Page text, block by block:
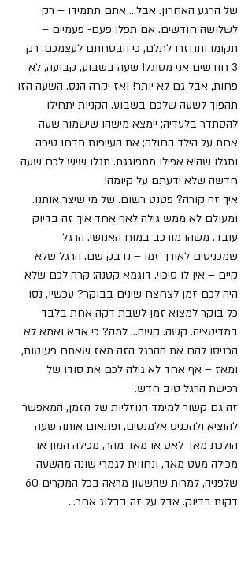
של הרגע האחרון. אבל... אתם תתמידו – רק
לשלושה חודשים. אם תפלו פעם- פעמיים –
תקומו ותחזרו לתלם, כי הבטחתם לעצמכם: רק
3 חודשים אני מסוגל! שעה בשבוע, קבועה, לא
פחות, אבל גם לא יותר! ואז יקרה הנס. השעה הזו
תהפוך לשעה שלכם בשבוע. הקניות יתחילו
להסתדר בלעדיה; יימצא מישהו שישמור שעה
אחת על הילד החולה; את העייפות תדחו טיפה
ותגלו שהיא אפילו מתפוגגת. תגלו שיש לכם שעה
חדשה שלא ידעתם על קיומה!
איך זה קורה? פטנט רשום. של מי שיצר אותנו.
ומעולם לא ממש גילה לאף אחד איך זה בדיוק
עובד. משהו מורכב במוח האנושי. הרגל
שמכניסים לאורך זמן – נדבק שם. הרגל שלא
קיים – אין לו סיכוי. דוגמא קטנה: קרה לכם שלא
היה לכם זמן לצחצח שינים בבוקר? עכשיו, נסו
כל בוקר למצוא זמן לשבת דקה אחת בלבד
במדיטציה. קשה. קשה... למה? כי אבא ואמא לא
הכניסו להם את ההרגל הזה מאז שאתם פעוטות,
ומאז – אף אחד לא גילה לכם את סודו של
רכישת הרגל טוב חדש.
זה גם קשור למימד הנוזליות של הזמן, המאפשר
להוציא ולהכניס אלמנטים, ופתאום אותה שעה
הולכת מאד לאט או מאד מהר, מכילה המון או
מכילה מעט מאד, ונחווית לגמרי שונה מהשעה
דקות בדיוק. אבל על זה בבלוג אחר...